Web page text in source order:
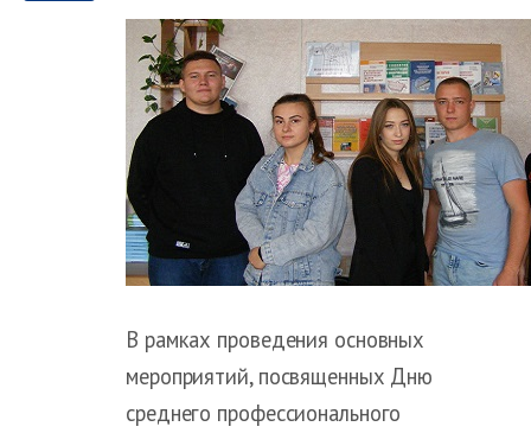
В рамках проведения основных
мероприятий, посвященных Дню
среднего профессионального